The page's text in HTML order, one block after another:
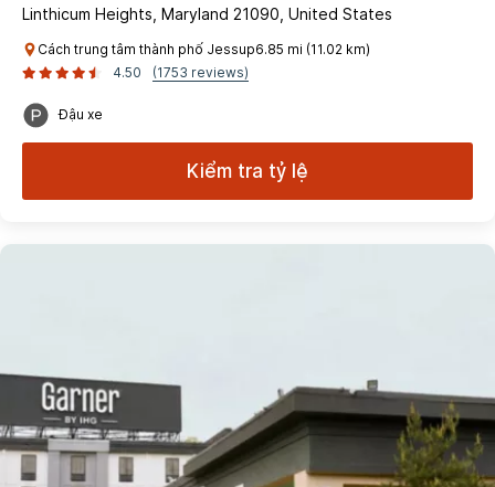
Linthicum Heights, Maryland 21090, United States
Cách trung tâm thành phố Jessup6.85 mi (11.02 km)
4.50
(1753 reviews)
Đậu xe
Kiểm tra tỷ lệ